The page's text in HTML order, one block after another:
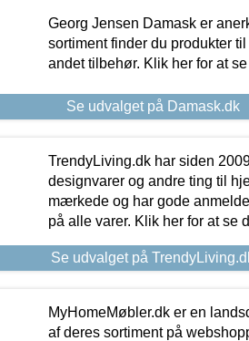
Georg Jensen Damask er
sortiment finder du produkter
andet tilbehør. Klik her for at
Se udvalget på Damask.dk
TrendyLiving.dk har siden
designvarer og andre ting til
mærkede og har gode
på alle varer. Klik her for at se
Se udvalget på
MyHomeMøbler.dk er en
af deres sortiment på